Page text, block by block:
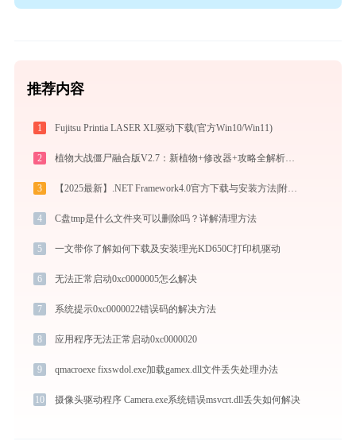
推荐内容
1 Fujitsu Printia LASER XL驱动下载(官方Win10/Win11)
2 植物大战僵尸融合版V2.7：新植物+修改器+攻略全解析！手把手教你安装
3 【2025最新】.NET Framework4.0官方下载与安装方法|附错误解决方案
4 C盘tmp是什么文件夹可以删除吗？详解清理方法
5 一文带你了解如何下载及安装理光KD650C打印机驱动
6 无法正常启动0xc0000005怎么解决
7 系统提示0xc0000022错误码的解决方法
8 应用程序无法正常启动0xc0000020
9 qmacroexe fixswdol.exe加载gamex.dll文件丢失处理办法
10 摄像头驱动程序 Camera.exe系统错误msvcrt.dll丢失如何解决